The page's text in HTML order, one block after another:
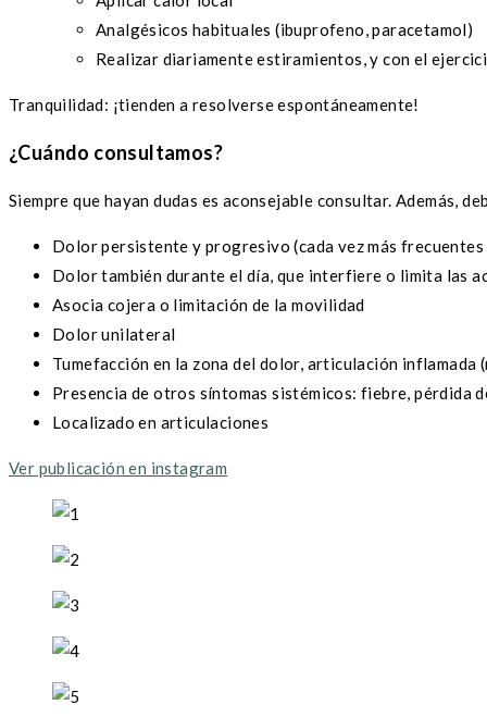
Analgésicos habituales (ibuprofeno, paracetamol)
Realizar diariamente estiramientos, y con el
Tranquilidad: ¡tienden a resolverse espontáneamente!
¿Cuándo consultamos?
Siempre que hayan dudas es aconsejable consultar. Además,
Dolor persistente y progresivo (cada vez más frecuentes
Dolor también durante el día, que interfiere o limita las
Asocia cojera o limitación de la movilidad
Dolor unilateral
Tumefacción en la zona del dolor, articulación
Presencia de otros síntomas sistémicos: fiebre, pérdida
Localizado en articulaciones
Ver publicación en instagram